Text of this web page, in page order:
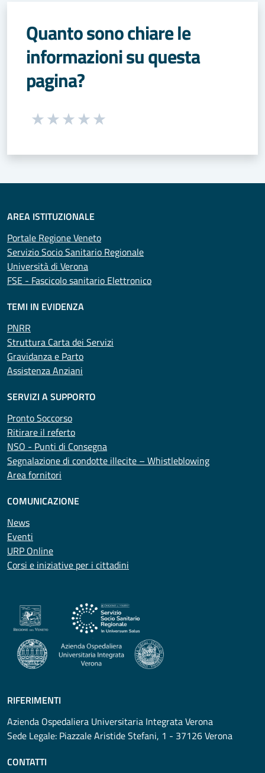
Quanto sono chiare le
informazioni su questa
pagina?
Seleziona una valutazione da 1 a 5 stelle
AREA ISTITUZIONALE
Portale Regione Veneto
Servizio Socio Sanitario Regionale
Università di Verona
FSE - Fascicolo sanitario Elettronico
TEMI IN EVIDENZA
PNRR
Struttura Carta dei Servizi
Gravidanza e Parto
Assistenza Anziani
SERVIZI A SUPPORTO
Pronto Soccorso
Ritirare il referto
NSO - Punti di Consegna
Segnalazione di condotte illecite – Whistleblowing
Area fornitori
COMUNICAZIONE
News
Eventi
URP Online
Corsi e iniziative per i cittadini
RIFERIMENTI
Azienda Ospedaliera Universitaria Integrata Verona
Sede Legale: Piazzale Aristide Stefani, 1 - 37126 Verona
CONTATTI